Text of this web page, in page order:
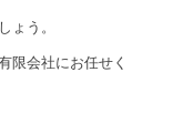
ょう。
限会社にお任せく